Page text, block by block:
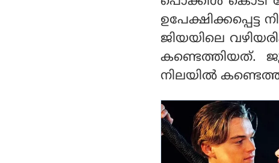
ജിയയിലെ
കണ്ടെത്തിയത്.
നിലയില്‍